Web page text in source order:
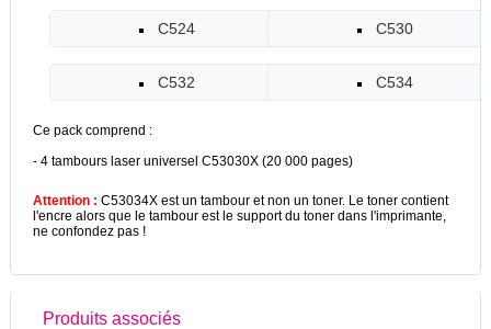
C524 C530
C532 C534
Ce pack comprend :
- 4 tambours laser universel C53030X (20 000 pages)
Attention : C53034X est un tambour et non un toner. Le toner contient
l'encre alors que le tambour est le support du toner dans l'imprimante,
ne confondez pas !
Produits associés